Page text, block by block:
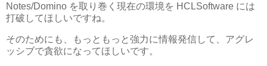
Notes/Domino を取り巻く現在の環境を HCLSoftware には
打破してほしいですね。
そのためにも、もっともっと強力に情報発信して、アグレ
ッシブで貪欲になってほしいです。